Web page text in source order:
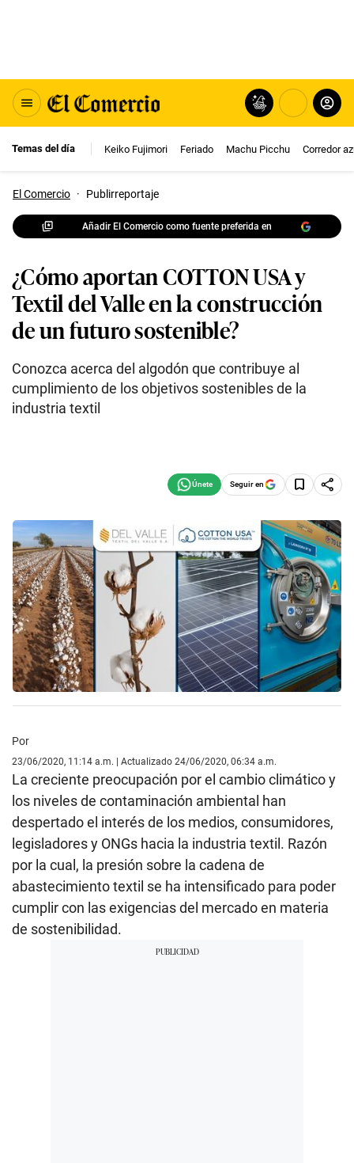
Temas del día Keiko Fujimori Feriado Machu Picchu Corredor
El Comercio · Publirreportaje
Añadir El Comercio como fuente preferida en
¿Cómo aportan COTTON USA y
Textil del Valle en la construcción
de un futuro sostenible?
Conozca acerca del algodón que contribuye al
cumplimiento de los objetivos sostenibles de la
industria textil
Seguir en
Por
23/06/2020, 11:14 a.m. | Actualizado 24/06/2020, 06:34 a.m.
La creciente preocupación por el cambio climático y
los niveles de contaminación ambiental han
despertado el interés de los medios, consumidores,
legisladores y ONGs hacia la industria textil. Razón
por la cual, la presión sobre la cadena de
abastecimiento textil se ha intensificado para poder
cumplir con las exigencias del mercado en materia
de sostenibilidad.